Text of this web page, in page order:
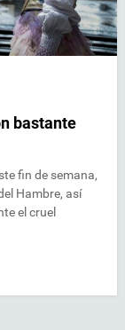
bastante
fin de semana,
Hambre, así
el cruel